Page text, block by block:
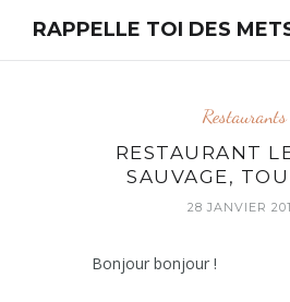
RAPPELLE TOI DES
Restaurants
RESTAURANT
SAUVAGE,
28 JANVIER
Bonjour bonjour !